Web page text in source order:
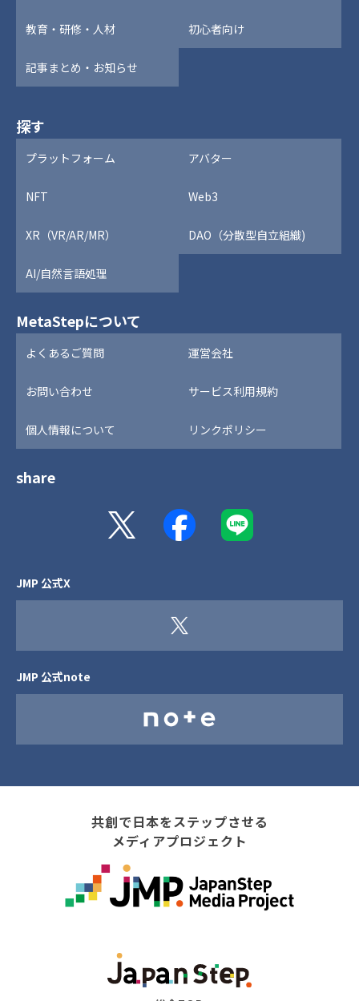
教育・研修・人材 初心者向け
記事まとめ・お知らせ
探す
プラットフォーム アバター
NFT Web3
XR（VR/AR/MR） DAO（分散型自立組織)
AI/自然言語処理
MetaStepについて
よくあるご質問 運営会社
お問い合わせ サービス利用規約
個人情報について リンクポリシー
share
JMP 公式X
JMP 公式note
共創で日本をステップさせる
メディアプロジェクト